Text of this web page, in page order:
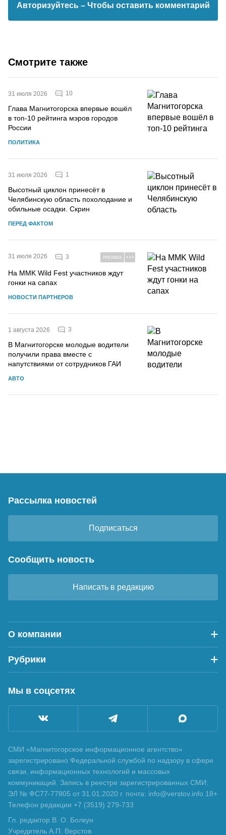
Авторизуйтесь – Чтобы оставить комментарий
Смотрите также
31 июля 2026 10
Глава Магнитогорска впервые вошёл
в топ-10 рейтинга мэров городов
России
ПОЛИТИКА
31 июля 2026 1
Высотный циклон принесёт в
Челябинскую область похолодание и
обильные осадки. Скрин
ПЕРЕД ФАКТОМ
31 июля 2026 3 РЕКЛАМА
На MMK Wild Fest участников ждут
гонки на сапах
НОВОСТИ ПАРТНЕРОВ
1 августа 2026 3
В Магнитогорске молодые водители
получили права вместе с
напутствиями от сотрудников ГАИ
АВТО
Рассылка новостей
Подписаться
Сообщить новость
Написать в редакцию
О компании
Рубрики
Мы в соцсетях
СМИ «Магнитогорское информационное агентство»
зарегистрировано Федеральной службой по надзору в сфере
связи, информационных технологий и массовых
коммуникаций. Запись в реестре зарегистрированных СМИ:
ЭЛ № ФС77-77805 от 31.01.2020 г. почта: info@verstov.info 18+
Телефон редакции +7 (3519) 279-733
Гл. редактор В. О. Болкун
Учредитель А.П. Верстов